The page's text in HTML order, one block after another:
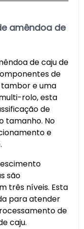
amêndoa de
de caju de
de
e uma
rolo, esta
de
tamanho. No
e
são
três níveis. Esta
para atender
de
caju.